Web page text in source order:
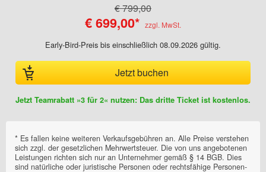
€ 799,00
€ 699,00*
Early-Bird-Preis bis einschließlich 08.09.2026 gültig.
Jetzt buchen